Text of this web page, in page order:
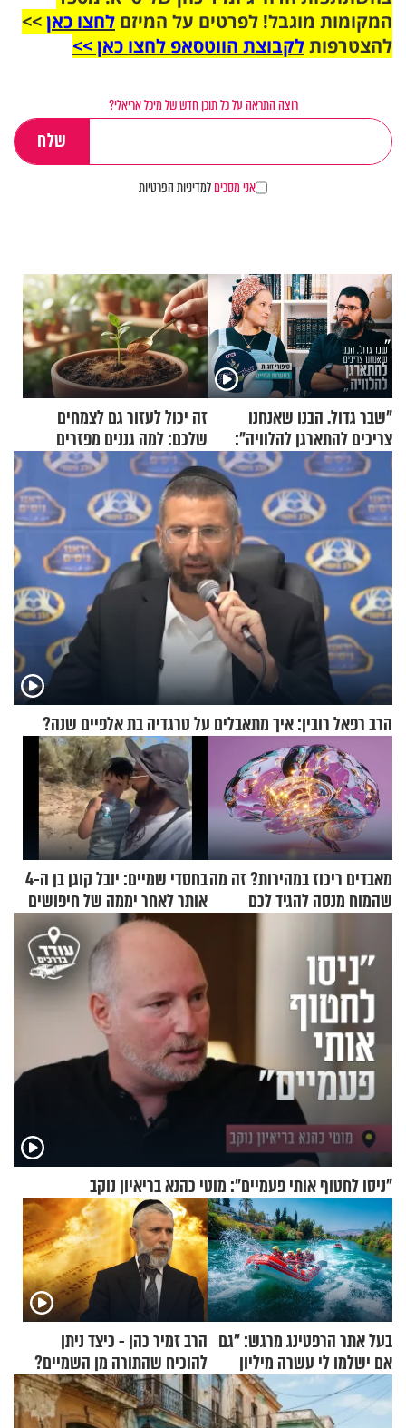
המקומות מוגבל! לפרטים על המיזם לחצו כאן>>
להצטרפותלקבוצת הווטסאפ לחצו כאן >>
רוצה התראה על כל תוכן חדש של מיכל אריאלי?
אני מסכיםלמדיניות הפרטיות
"שבר גדול. הבנו שאנחנו
צריכים להתארגן להלוויה":
זוגיות במבחן, הפעם עם מרים
וגד דנינו
זה יכול לעזור גם לצמחים
שלכם: למה גננים מפזרים
קינמון בעציצים?
הרב רפאל רובין: איך מתאבלים על טרגדיה בת אלפיים שנה?
מאבדים ריכוז במהירות? זה מה
שהמוח מנסה להגיד לכם
בחסדי שמיים: יובל קוגן בן ה-4
אותר לאחר יממה של חיפושים
"ניסו לחטוף אותי פעמיים": מוטי כהנא בריאיון נוקב
בעל אתר הרפטינג מרגש: "גם
אם ישלמו לי עשרה מיליון
שקלים - לא אפתח בשבת"
הרב זמיר כהן - כיצד ניתן
להוכיח שהתורה מן השמיים?